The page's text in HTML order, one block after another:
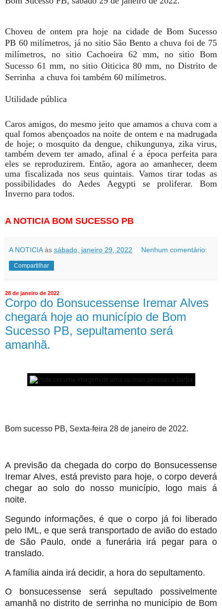
Choveu de ontem pra hoje na cidade de Bom Sucesso
PB 60 milímetros, já no sitio São Bento a chuva foi de 75
milímetros, no sitio Cachoeira 62 mm, no sitio Bom
Sucesso 61 mm, no sitio Oiticica 80 mm, no Distrito de
Serrinha a chuva foi também 60 milímetros.
Utilidade pública
Caros amigos, do mesmo jeito que amamos a chuva com a
qual fomos abençoados na noite de ontem e na madrugada
de hoje; o mosquito da dengue, chikungunya, zika virus,
também devem ter amado, afinal é a época perfeita para
eles se reproduzirem. Então, agora ao amanhecer, deem
uma fiscalizada nos seus quintais. Vamos tirar todas as
possibilidades do Aedes Aegypti se proliferar. Bom
Inverno para todos.
A NOTICIA BOM SUCESSO PB
A NOTICIA às sábado, janeiro 29, 2022 Nenhum comentário:
Compartilhar
28 de janeiro de 2022
Corpo do Bonsucessense Iremar Alves
chegará hoje ao município de Bom
Sucesso PB, sepultamento será
amanhã.
Bom sucesso PB, Sexta-feira 28 de janeiro de 2022.
A previsão da chegada do corpo do Bonsucessense
Iremar Alves, está previsto para hoje, o corpo deverá
chegar ao solo do nosso município, logo mais á
noite.
Segundo informações, é que o corpo já foi liberado
pelo IML, e que será transportado de avião do estado
de São Paulo, onde a funerária irá pegar para o
translado.
A família ainda irá decidir, a hora do sepultamento.
O bonsucessense será sepultado possivelmente
amanhã no distrito de serrinha no município de Bom